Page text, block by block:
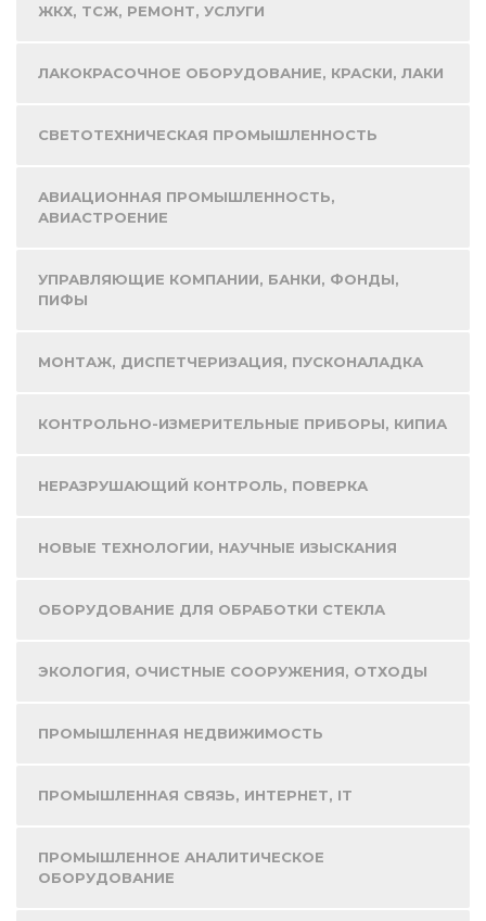
ЖКХ, ТСЖ, РЕМОНТ, УСЛУГИ
ЛАКОКРАСОЧНОЕ ОБОРУДОВАНИЕ, КРАСКИ, ЛАКИ
СВЕТОТЕХНИЧЕСКАЯ ПРОМЫШЛЕННОСТЬ
АВИАЦИОННАЯ ПРОМЫШЛЕННОСТЬ,
АВИАСТРОЕНИЕ
УПРАВЛЯЮЩИЕ КОМПАНИИ, БАНКИ, ФОНДЫ,
ПИФЫ
МОНТАЖ, ДИСПЕТЧЕРИЗАЦИЯ, ПУСКОНАЛАДКА
КОНТРОЛЬНО-ИЗМЕРИТЕЛЬНЫЕ ПРИБОРЫ, КИПИА
НЕРАЗРУШАЮЩИЙ КОНТРОЛЬ, ПОВЕРКА
НОВЫЕ ТЕХНОЛОГИИ, НАУЧНЫЕ ИЗЫСКАНИЯ
ОБОРУДОВАНИЕ ДЛЯ ОБРАБОТКИ СТЕКЛА
ЭКОЛОГИЯ, ОЧИСТНЫЕ СООРУЖЕНИЯ, ОТХОДЫ
ПРОМЫШЛЕННАЯ НЕДВИЖИМОСТЬ
ПРОМЫШЛЕННАЯ СВЯЗЬ, ИНТЕРНЕТ, IT
ПРОМЫШЛЕННОЕ АНАЛИТИЧЕСКОЕ
ОБОРУДОВАНИЕ